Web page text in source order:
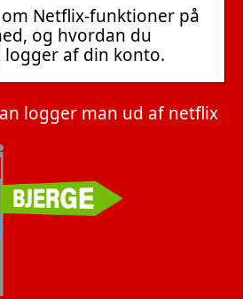
Netflix-funktioner på
og hvordan du
af din konto.
logger man ud af netflix